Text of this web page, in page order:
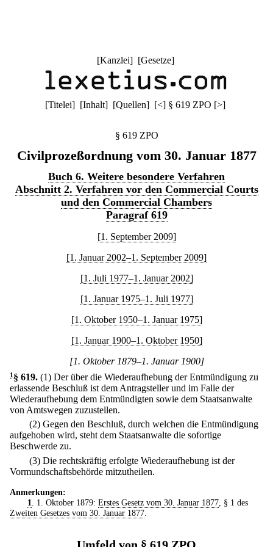
[Kanzlei] [Gesetze]
[Titelei] [Inhalt] [Quellen] [<] § 619 ZPO [>]
§ 619 ZPO
Civilprozeßordnung vom 30. Januar 1877
Buch 6. Weitere besondere Verfahren
Abschnitt 2. Verfahren vor den Commercial Courts
und den Commercial Chambers
Paragraf 619
[1. September 2009]
[1. Januar 2002–1. September 2009]
[1. Juli 1977–1. Januar 2002]
[1. Januar 1975–1. Juli 1977]
[1. Oktober 1950–1. Januar 1975]
[1. Januar 1900–1. Oktober 1950]
[1. Oktober 1879–1. Januar 1900]
1 § 619. (1) Der über die Wiederaufhebung der Entmündigung zu
erlassende Beschluß ist dem Antragsteller und im Falle der
Wiederaufhebung dem Entmündigten sowie dem Staatsanwalte
von Amtswegen zuzustellen.
(2) Gegen den Beschluß, durch welchen die Entmündigung
aufgehoben wird, steht dem Staatsanwalte die sofortige
Beschwerde zu.
(3) Die rechtskräftig erfolgte Wiederaufhebung ist der
Vormundschaftsbehörde mitzutheilen.
Anmerkungen:
1
. 1. Oktober 1879: Erstes Gesetz vom 30. Januar 1877, § 1 des
Zweiten Gesetzes vom 30. Januar 1877
Umfeld von § 619 ZPO